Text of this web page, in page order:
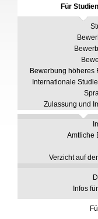
Für
Bewerbung höheres
Internationale
Zulassung und
Amtliche
Verzicht auf
Infos